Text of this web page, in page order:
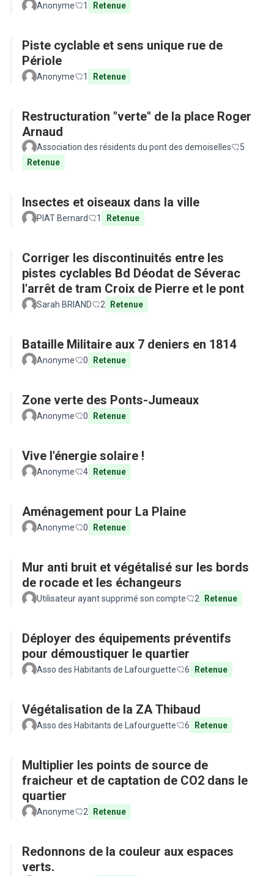
Anonyme 1 Retenue
Piste cyclable et sens unique rue de
Périole
Anonyme 1 Retenue
Restructuration "verte" de la place Roger
Arnaud
Association des résidents du pont des demoiselles
5
Retenue
Insectes et oiseaux dans la ville
PIAT Bernard 1 Retenue
Corriger les discontinuités entre les
pistes cyclables Bd Déodat de Séverac
l'arrêt de tram Croix de Pierre et le pont
Sarah BRIAND 2 Retenue
Bataille Militaire aux 7 deniers en 1814
Anonyme 0 Retenue
Zone verte des Ponts-Jumeaux
Anonyme 0 Retenue
Vive l'énergie solaire !
Anonyme 4 Retenue
Aménagement pour La Plaine
Anonyme 0 Retenue
Mur anti bruit et végétalisé sur les bords
de rocade et les échangeurs
Utilisateur ayant supprimé son compte 2 Retenue
Déployer des équipements préventifs
pour démoustiquer le quartier
Asso des Habitants de Lafourguette 6 Retenue
Végétalisation de la ZA Thibaud
Asso des Habitants de Lafourguette 6 Retenue
Multiplier les points de source de
fraicheur et de captation de CO2 dans le
quartier
Anonyme 2 Retenue
Redonnons de la couleur aux espaces
verts.